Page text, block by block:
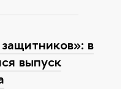
в
выпуск